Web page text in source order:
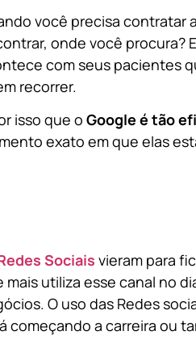
você precisa contratar
onde você procura?
com seus pacientes
recorrer.
isso que o Google é tão
exato em que elas
Sociais vieram para
mais utiliza esse canal no
O uso das Redes
começando a carreira ou